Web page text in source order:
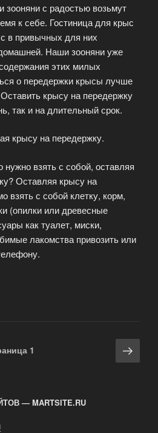
зооняни с радостью возьмут
к себе. Гостиница для крыс
в привычных для них
Наши зооняни уже
этих милых
о передержки крысы лучше
крысу на передержку
так и на длительный срок.
крысу на передержку.
взять с собой, оставляя
Оставляя крысу на
взять с собой клетку, корм,
(опилки или древесные
как туалет, миски,
лакомства привозить или
1
— MARTSITE.RU